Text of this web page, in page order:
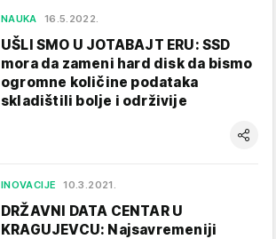
NAUKA 16.5.2022.
UŠLI SMO U JOTABAJT ERU: SSD
mora da zameni hard disk da bismo
ogromne količine podataka
skladištili bolje i održivije
INOVACIJE 10.3.2021.
DRŽAVNI DATA CENTAR U
KRAGUJEVCU: Najsavremeniji